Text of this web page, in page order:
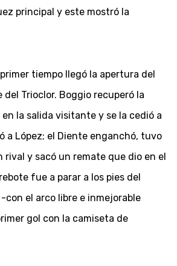
principal y este mostró la
tiempo llegó la apertura del
del Trioclor. Boggio recuperó la
la salida visitante y se la cedió a
a López; el Diente enganchó, tuvo
rival y sacó un remate que dio en el
fue a parar a los pies del
con el arco libre e inmejorable
gol con la camiseta de